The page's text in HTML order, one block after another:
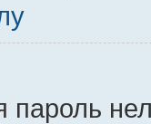
пароль